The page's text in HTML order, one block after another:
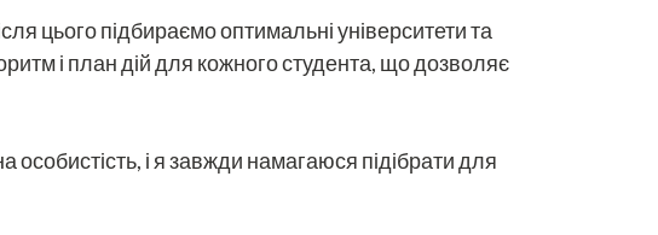
цього підбираємо оптимальні університети та
і план дій для кожного студента, що дозволяє
і я завжди намагаюся підібрати для